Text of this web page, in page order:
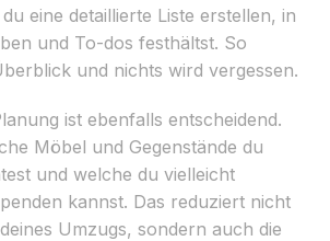
eine detaillierte Liste erstellen, in
und To-dos festhältst. So
und nichts wird vergessen.
ist ebenfalls entscheidend.
Möbel und Gegenstände du
und welche du vielleicht
kannst. Das reduziert nicht
Umzugs, sondern auch die